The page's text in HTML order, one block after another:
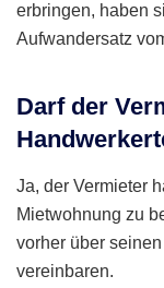
erbringen, haben
Aufwandersatz
Darf der
Ja, der Vermieter
Mietwohnung zu
vorher über
vereinbaren.